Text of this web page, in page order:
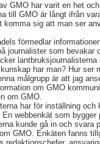
GMO har varit en het
till GMO är långt ifrån
sig att man ser
förmedlar
journalister som bevakar
lantbruksjournalisterna
har man? Hur ser
målgrupp är att jag
om GMO
om GMO.
har för inställning och
webbenkät som bygger
kunde gå in och svara
GMO. Enkäten fanns